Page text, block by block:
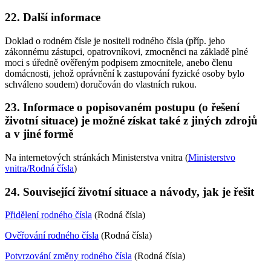
22. Další informace
Doklad o rodném čísle je nositeli rodného čísla (příp. jeho
zákonnému zástupci, opatrovníkovi, zmocněnci na základě plné
moci s úředně ověřeným podpisem zmocnitele, anebo členu
domácnosti, jehož oprávnění k zastupování fyzické osoby bylo
schváleno soudem) doručován do vlastních rukou.
23. Informace o popisovaném postupu (o řešení
životní situace) je možné získat také z jiných zdrojů
a v jiné formě
Na internetových stránkách Ministerstva vnitra (Ministerstvo
vnitra/Rodná čísla)
24. Související životní situace a návody, jak je řešit
Přidělení rodného čísla (Rodná čísla)
Ověřování rodného čísla (Rodná čísla)
Potvrzování změny rodného čísla (Rodná čísla)